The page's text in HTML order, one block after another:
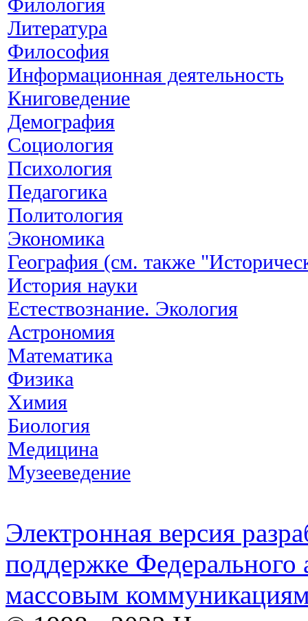
Литература
Философия
Информационная деятельность
Книговедение
Демография
Социология
Психология
Педагогика
Политология
Экономика
География (см. также
История науки
Естествознание. Экология
Астрономия
Математика
Физика
Химия
Биология
Медицина
Музееведение
Электронная версия
поддержке Федерального
массовым